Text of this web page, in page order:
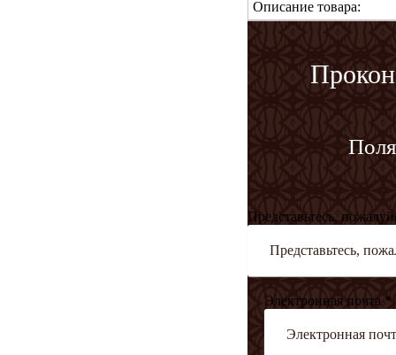
Описание товара:
Представьтесь,
Электронная почта *